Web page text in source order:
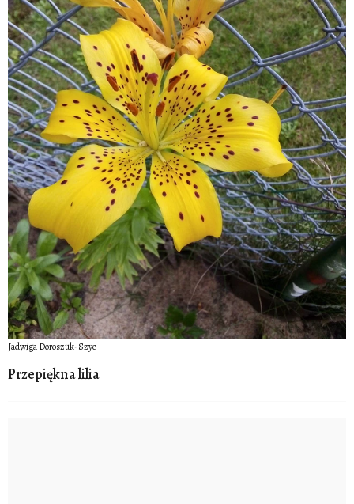
Jadwiga Doroszuk-Szyc
Przepiękna lilia